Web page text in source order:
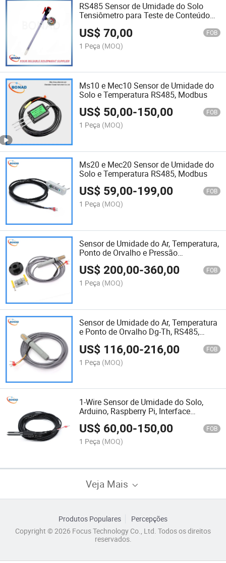
RS485 Sensor de Umidade do Solo
Tensiômetro para Teste de Conteúdo
US$70,00 FOB
1 Peça (MOQ)
Ms10 e Mec10 Sensor de Umidade do
Solo e Temperatura RS485, Modbus
US$ 50,00-150,00 FOB
1 Peça (MOQ)
Ms20 e Mec20 Sensor de Umidade do
Solo e Temperatura RS485, Modbus
US$ 59,00-199,00 FOB
1 Peça (MOQ)
Sensor de Umidade do Ar, Temperatura,
Ponto de Orvalho e Pressão
Barométrica DG-THP, RS485, Modbus
US$200,00-360,00 FOB
1 Peça (MOQ)
Sensor de Umidade do Ar, Temperatura
e Ponto de Orvalho Dg-Th, RS485,
US$ 116,00-216,00 FOB
1 Peça (MOQ)
1-Wire Sensor de Umidade do Solo,
Arduino, Raspberry Pi, Interface
Onewire, Sensor de Umidade do Solo,
Mt05s
US$ 60,00-150,00 FOB
1 Peça (MOQ)
Veja Mais
Produtos Populares
Percepções
Copyright © 2026 Focus Technology Co., Ltd. Todos os direitos
reservados.